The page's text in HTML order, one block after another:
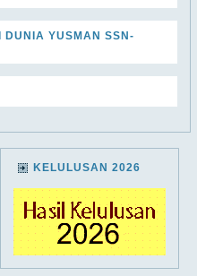
DUNIA YUSMAN SSN-
KELULUSAN 2026